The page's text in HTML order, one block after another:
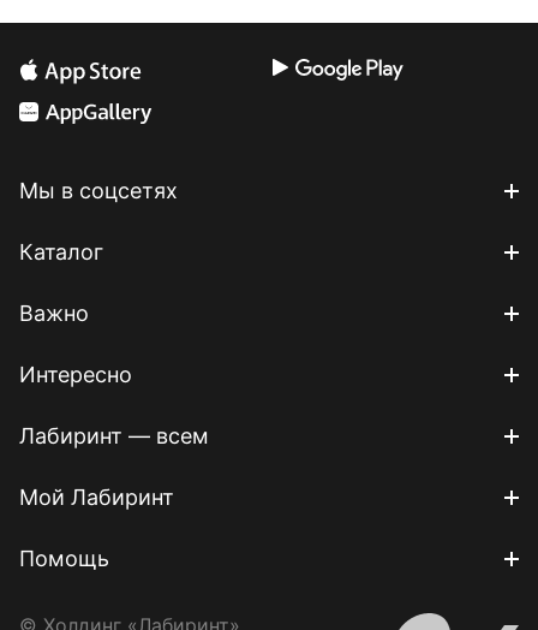
Мы в соцсетях
Каталог
Важно
Интересно
Лабиринт — всем
Мой Лабиринт
Помощь